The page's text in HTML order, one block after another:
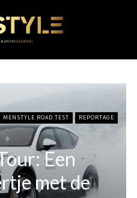
MENSTYLE ROAD TEST
REPORTAGE
Een
met de